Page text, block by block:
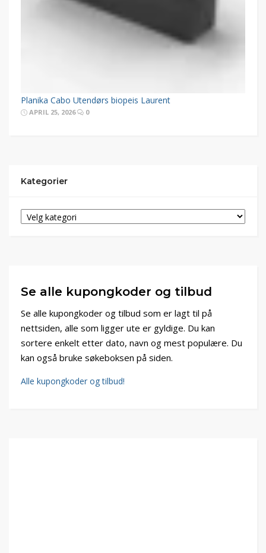
Planika Cabo Utendørs biopeis Laurent
APRIL 25, 2026 0
Kategorier
Se alle kupongkoder og tilbud
Se alle kupongkoder og tilbud som er lagt til på
nettsiden, alle som ligger ute er gyldige. Du kan
sortere enkelt etter dato, navn og mest populære. Du
kan også bruke søkeboksen på siden.
Alle kupongkoder og tilbud!